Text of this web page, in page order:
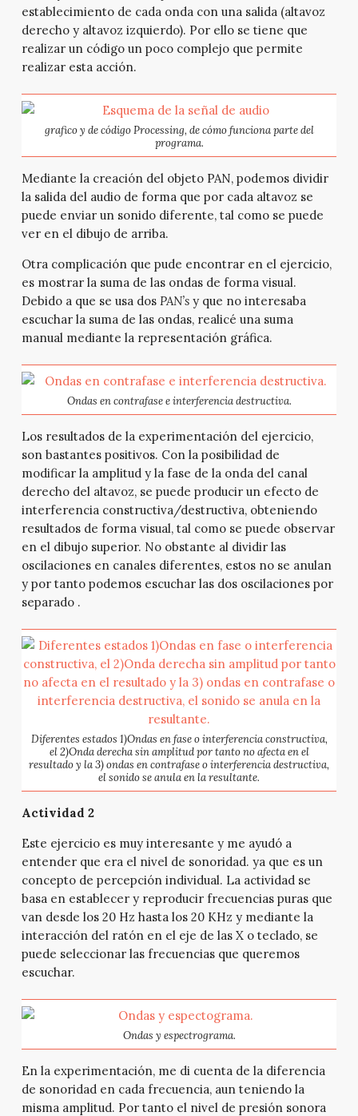
establecimiento de cada onda con una salida (altavoz
derecho y altavoz izquierdo). Por ello se tiene que
realizar un código un poco complejo que permite
realizar esta acción.
grafico y de código Processing, de cómo funciona parte del
programa.
Mediante la creación del objeto PAN, podemos dividir
la salida del audio de forma que por cada altavoz se
puede enviar un sonido diferente, tal como se puede
ver en el dibujo de arriba.
Otra complicación que pude encontrar en el ejercicio,
es mostrar la suma de las ondas de forma visual.
Debido a que se usa dos PAN’sy que no interesaba
escuchar la suma de las ondas, realicé una suma
manual mediante la representación gráfica.
Ondas en contrafase e interferencia destructiva.
Los resultados de la experimentación del ejercicio,
son bastantes positivos. Con la posibilidad de
modificar la amplitud y la fase de la onda del canal
derecho del altavoz, se puede producir un efecto de
interferencia constructiva/destructiva, obteniendo
resultados de forma visual, tal como se puede observar
en el dibujo superior. No obstante al dividir las
oscilaciones en canales diferentes, estos no se anulan
y por tanto podemos escuchar las dos oscilaciones por
separado .
Diferentes estados 1)Ondas en fase o interferencia constructiva,
el 2)Onda derecha sin amplitud por tanto no afecta en el
resultado y la 3) ondas en contrafase o interferencia destructiva,
el sonido se anula en la resultante.
Actividad 2
Este ejercicio es muy interesante y me ayudó a
entender que era el nivel de sonoridad. ya que es un
concepto de percepción individual. La actividad se
basa en establecer y reproducir frecuencias puras que
van desde los 20 Hz hasta los 20 KHz y mediante la
interacción del ratón en el eje de las X o teclado, se
puede seleccionar las frecuencias que queremos
escuchar.
Ondas y espectrograma.
En la experimentación, me di cuenta de la diferencia
de sonoridad en cada frecuencia, aun teniendo la
misma amplitud. Por tanto el nivel de presión sonora